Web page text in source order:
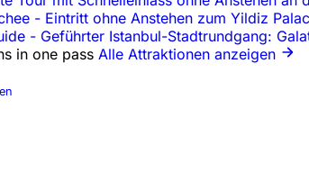
- Eintritt ohne Anstehen zum Yildiz
- Geführter Istanbul-Stadtrundgang:
in one pass Alle Attraktionen anzeigen